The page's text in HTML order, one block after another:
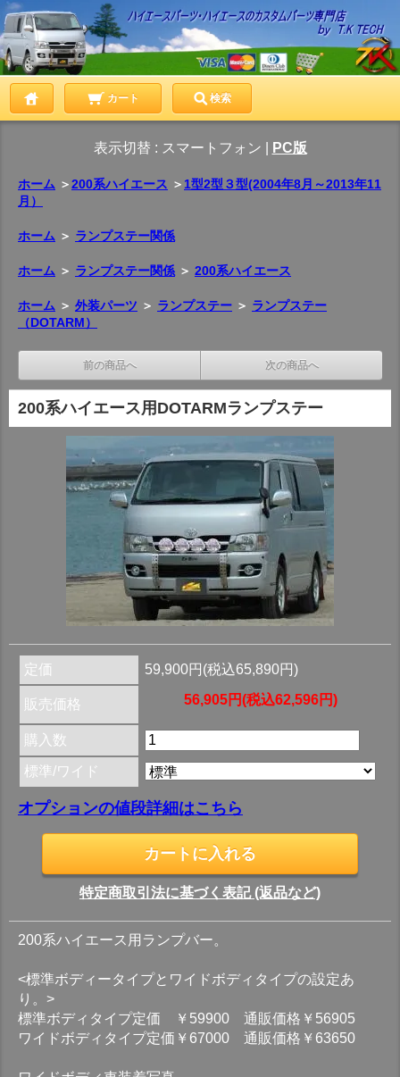
カート 検索
表示切替 : スマートフォン PC版
ホーム ＞200系ハイエース ＞ 1型2型３型(2004年8月～2013年11
月）
ホーム ＞ ランプステー関係
ホーム ＞ ランプステー関係 ＞ 200系ハイエース
ホーム ＞ 外装パーツ ＞ ランプステー ＞ ランプステー
（DOTARM）
前の商品へ 次の商品へ
200系ハイエース用DOTARMランプステー
定価 59,900円(税込65,890円)
販売価格 56,905円(税込62,596円)
購入数
標準/ワイド
オプションの値段詳細はこちら
特定商取引法に基づく表記 (返品など)
200系ハイエース用ランプバー。
<標準ボディータイプとワイドボディタイプの設定あ
り。>
標準ボディタイプ定価 ￥59900 通販価格￥56905
ワイドボディタイプ定価￥67000 通販価格￥63650